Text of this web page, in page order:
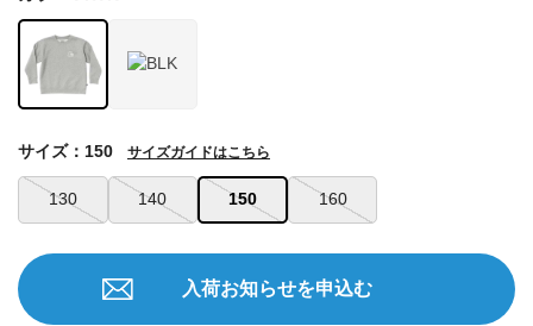
130 140 150 160
サイズ：150 サイズガイドはこちら
入荷お知らせを申込む